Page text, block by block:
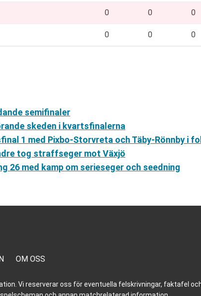
0 0 0
0 0 0
semifinaler
skeden i kvartsfinalerna
1 med Pixbo-Storvreta och Täby-Rönnby i
tog straffseger mot Växjö
26 med kamp om serieseger och seedning
OM OSS
Vi reserverar oss för eventuella felskrivningar, faktafel